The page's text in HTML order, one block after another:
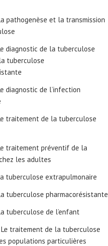
pathogenèse et la transmission
diagnostic de la tuberculose
tuberculose
diagnostic de l’infection
traitement de la tuberculose
traitement préventif de la
les adultes
tuberculose extrapulmonaire
tuberculose pharmacorésistante
tuberculose de l’enfant
traitement de la tuberculose
populations particulières